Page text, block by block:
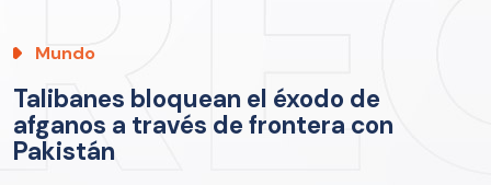
Mundo
Talibanes bloquean el éxodo de
afganos a través de frontera con
Pakistán